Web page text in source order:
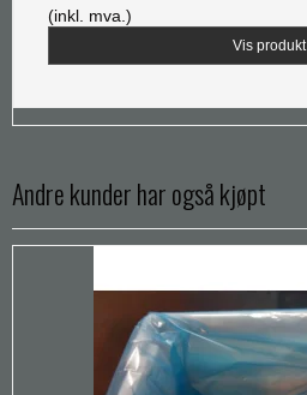
(inkl. mva.)
Vis produkt
Andre kunder har også kjøpt